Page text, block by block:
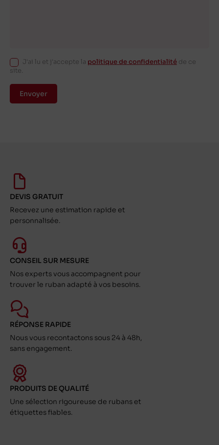
J'ai lu et j'accepte la politique de confidentialité de ce
site.
Envoyer
DEVIS GRATUIT
Recevez une estimation rapide et
personnalisée.
CONSEIL SUR MESURE
Nos experts vous accompagnent pour
trouver le ruban adapté à vos besoins.
RÉPONSE RAPIDE
Nous vous recontactons sous 24 à 48h,
sans engagement.
PRODUITS DE QUALITÉ
Une sélection rigoureuse de rubans et
étiquettes fiables.